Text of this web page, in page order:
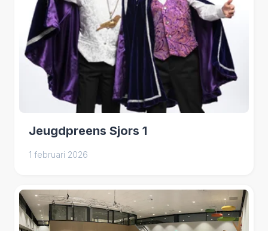
Jeugdpreens Sjors 1
1 februari 2026